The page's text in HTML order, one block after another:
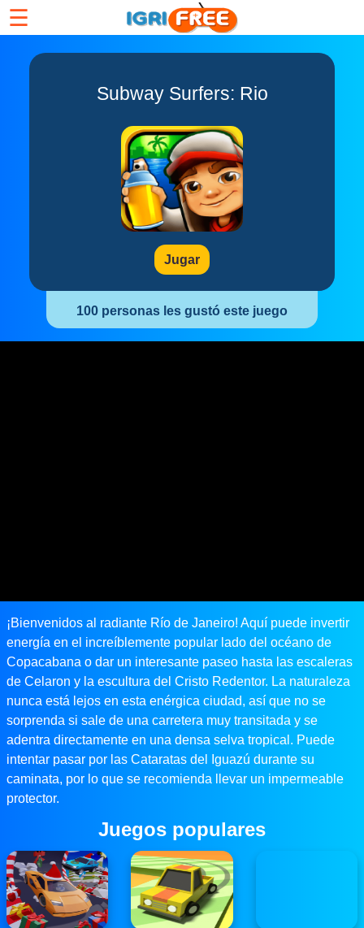
☰
Subway Surfers: Rio
Jugar
100 personas les gustó este juego
¡Bienvenidos al radiante Río de Janeiro! Aquí puede invertir
energía en el increíblemente popular lado del océano de
Copacabana o dar un interesante paseo hasta las escaleras
de Celaron y la escultura del Cristo Redentor. La naturaleza
nunca está lejos en esta enérgica ciudad, así que no se
sorprenda si sale de una carretera muy transitada y se
adentra directamente en una densa selva tropical. Puede
intentar pasar por las Cataratas del Iguazú durante su
caminata, por lo que se recomienda llevar un impermeable
protector.
Juegos populares